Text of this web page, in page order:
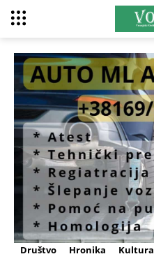
Društvo Hronika Kultura